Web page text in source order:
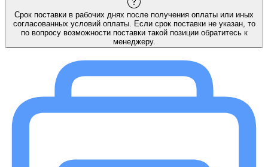
Срок поставки в рабочих днях после получения оплаты или иных
согласованных условий оплаты. Если срок поставки не указан, то
по вопросу возможности поставки такой позиции обратитесь к
менеджеру.